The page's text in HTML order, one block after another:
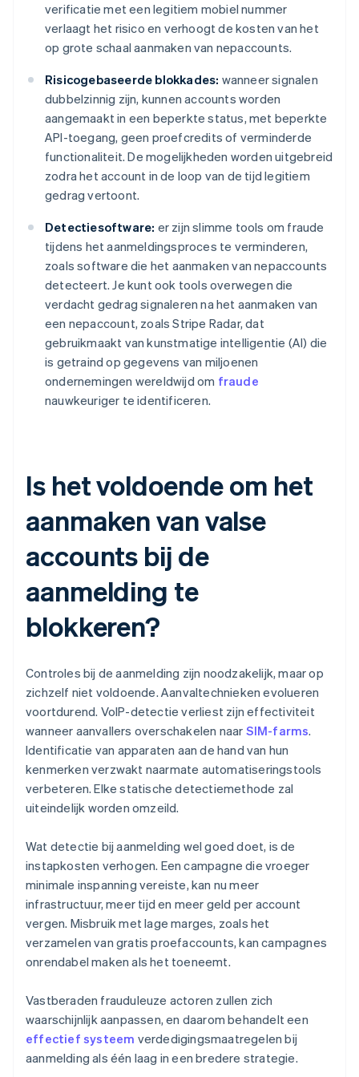
verificatie met een legitiem mobiel nummer
verlaagt het risico en verhoogt de kosten van het
op grote schaal aanmaken van nepaccounts.
Risicogebaseerde blokkades: wanneer signalen
dubbelzinnig zijn, kunnen accounts worden
aangemaakt in een beperkte status, met beperkte
API-toegang, geen proefcredits of verminderde
functionaliteit. De mogelijkheden worden uitgebreid
zodra het account in de loop van de tijd legitiem
gedrag vertoont.
Detectiesoftware: er zijn slimme tools om fraude
tijdens het aanmeldingsproces te verminderen,
zoals software die het aanmaken van nepaccounts
detecteert. Je kunt ook tools overwegen die
verdacht gedrag signaleren na het aanmaken van
een nepaccount, zoals Stripe Radar, dat
gebruikmaakt van kunstmatige intelligentie (AI) die
is getraind op gegevens van miljoenen
ondernemingen wereldwijd om fraude
nauwkeuriger te identificeren.
Is het voldoende om het
aanmaken van valse
accounts bij de
aanmelding te
blokkeren?
Controles bij de aanmelding zijn noodzakelijk, maar op
zichzelf niet voldoende. Aanvaltechnieken evolueren
voortdurend. VoIP-detectie verliest zijn effectiviteit
wanneer aanvallers overschakelen naar SIM-farms.
Identificatie van apparaten aan de hand van hun
kenmerken verzwakt naarmate automatiseringstools
verbeteren. Elke statische detectiemethode zal
uiteindelijk worden omzeild.
Wat detectie bij aanmelding wel goed doet, is de
instapkosten verhogen. Een campagne die vroeger
minimale inspanning vereiste, kan nu meer
infrastructuur, meer tijd en meer geld per account
vergen. Misbruik met lage marges, zoals het
verzamelen van gratis proefaccounts, kan campagnes
onrendabel maken als het toeneemt.
Vastberaden frauduleuze actoren zullen zich
waarschijnlijk aanpassen, en daarom behandelt een
effectief systeem verdedigingsmaatregelen bij
aanmelding als één laag in een bredere strategie.